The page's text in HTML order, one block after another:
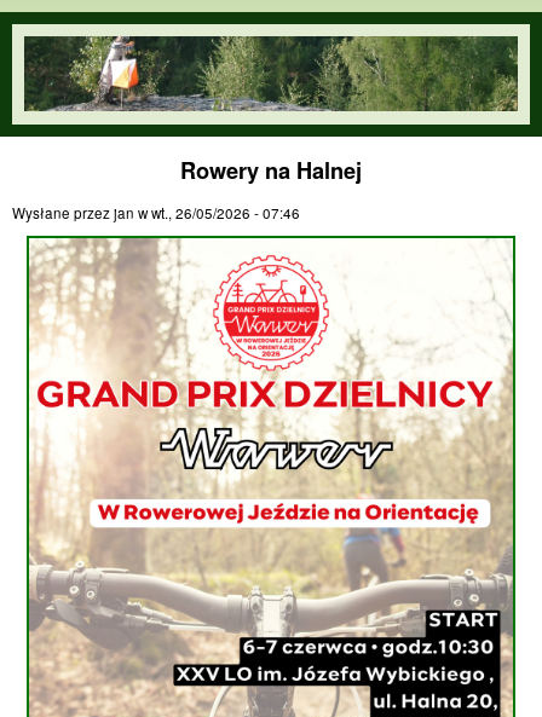
Przejdź do treści
orienteering.waw.pl
Rowery na Halnej
Wysłane przezjan wwt., 26/05/2026 - 07:46